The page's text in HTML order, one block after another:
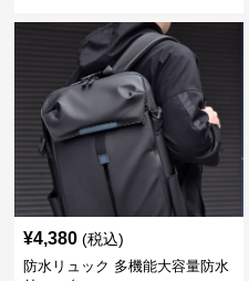
¥4,380 (税込)
防水リュック 多機能大容量防水